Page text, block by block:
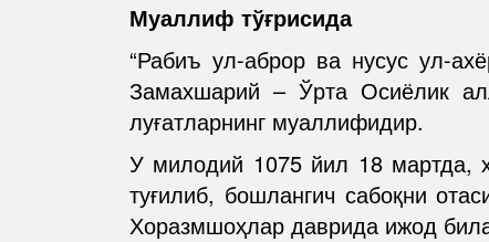
Муаллиф тўғрисида
“Рабиъ ул-аброр ва нусус ул-
Замахшарий – Ўрта Осиёлик
луғатларнинг муаллифидир.
У милодий 1075 йил 18 мартда,
туғилиб, бошлангич сабоқни
Хоразмшоҳлар даврида ижод